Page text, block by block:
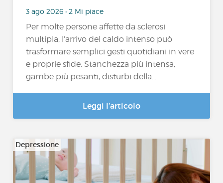
3 ago 2026 • 2 Mi piace
Per molte persone affette da sclerosi
multipla, l’arrivo del caldo intenso può
trasformare semplici gesti quotidiani in vere
e proprie sfide. Stanchezza più intensa,
gambe più pesanti, disturbi della...
Leggi l’articolo
Depressione